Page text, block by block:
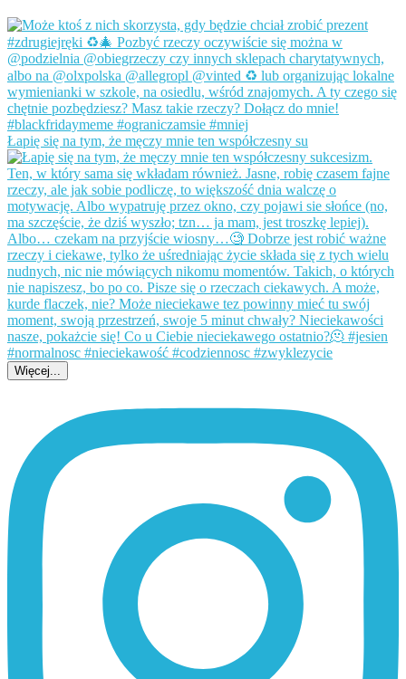
Łapię się na tym, że męczy mnie ten współczesny su
Więcej...